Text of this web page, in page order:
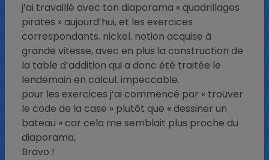
j’ai travaillé avec ton diaporama « quadrillages
pirates » aujourd’hui, et les exercices
correspondants. nickel. notion acquise à
grande vitesse, avec en plus la construction de
la table d’addition qui a donc été traitée le
lendemain en calcul. impeccable.
pour les exercices j’ai commencé par « trouver
le code de la case » plutôt que « dessiner un
bateau » car cela me semblait plus proche du
diaporama,
Bravo !